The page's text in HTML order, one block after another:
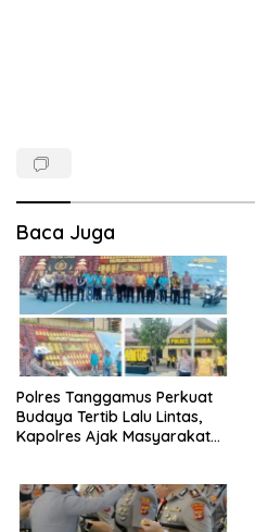
Baca Juga
Polres Tanggamus Perkuat
Budaya Tertib Lalu Lintas,
Kapolres Ajak Masyarakat
Siger Lampung Presisi